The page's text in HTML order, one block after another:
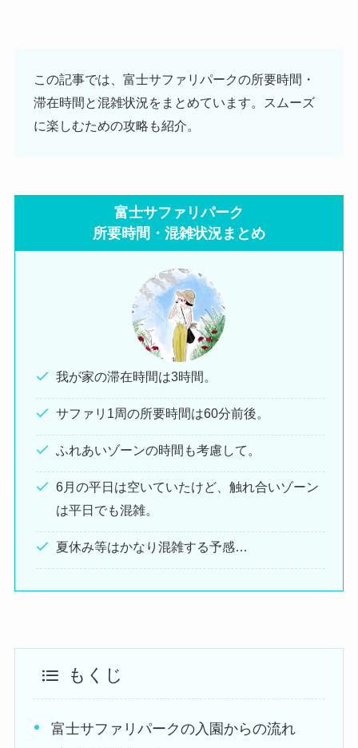
この記事では、富士サファリパークの所要時間・
滞在時間と混雑状況をまとめています。スムーズ
に楽しむための攻略も紹介。
富士サファリパーク
所要時間・混雑状況まとめ
我が家の滞在時間は3時間。
サファリ1周の所要時間は60分前後。
ふれあいゾーンの時間も考慮して。
6月の平日は空いていたけど、触れ合いゾーン
は平日でも混雑。
夏休み等はかなり混雑する予感…
もくじ
富士サファリパークの入園からの流れ